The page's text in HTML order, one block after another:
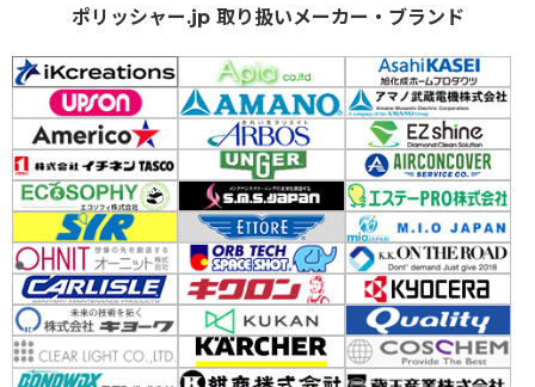
ポリッシャー.jp 取り扱いメーカー・ブランド